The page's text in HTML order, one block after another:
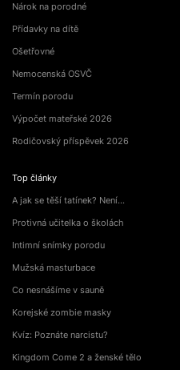
Nárok na porodné
Přídavky na dítě
Ošetřovné
Nemocenská OSVČ
Termín porodu
Výpočet mateřské 2026
Rodičovský příspěvek 2026
Top články
A jak se těší tatínek? Není…
Protivná učitelka o školách
Intimní snímky porodu
Mužská masturbace
Co nesnášíme v sauně
Korejské zombie masky
Kvíz: Poznáte narcistu?
Kingdom Come 2 a ženské tělo